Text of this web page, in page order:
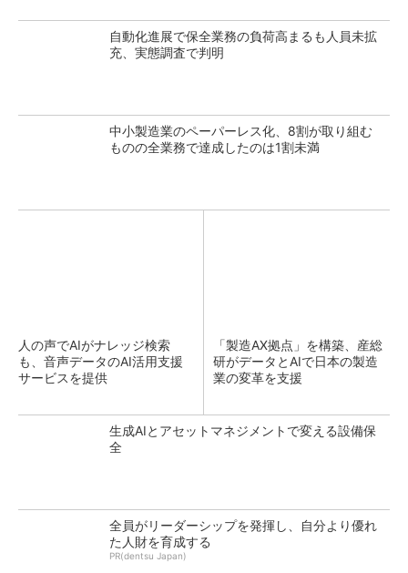
自動化進展で保全業務の負荷高まるも人員未拡
充、実態調査で判明
中小製造業のペーパーレス化、8割が取り組む
ものの全業務で達成したのは1割未満
人の声でAIがナレッジ検索
も、音声データのAI活用支援
サービスを提供
「製造AX拠点」を構築、産総
研がデータとAIで日本の製造
業の変革を支援
生成AIとアセットマネジメントで変える設備保
全
全員がリーダーシップを発揮し、自分より優れ
た人財を育成する
PR(dentsu Japan)